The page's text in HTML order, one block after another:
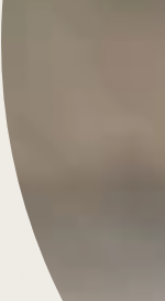
婚戒
珠寶
客製化